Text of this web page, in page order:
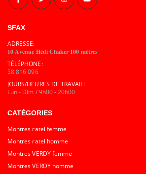
SFAX
ADRESSE:
𝟏𝟎 𝐀𝐯𝐞𝐧𝐮𝐞 𝐇𝐞́𝐝𝐢 𝐂𝐡𝐚𝐤𝐞𝐫 𝟏𝟎𝟎 𝐦𝐞̀𝐭𝐫𝐞𝐬
TÉLÉPHONE:
58 816 096
JOURS/HEURES DE TRAVAIL:
Lun - Dim / 9h00 - 20h00
CATÉGORIES
Montres ratel femme
Montres ratel homme
Montres VERDY femme
Montres VERDY homme